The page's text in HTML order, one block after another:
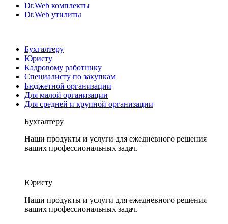
Dr.Web комплекты
Dr.Web утилиты
Бухгалтеру
Юристу
Кадровому работнику
Специалисту по закупкам
Бюджетной организации
Для малой организации
Для средней и крупной организации
Бухгалтеру
Наши продукты и услуги для ежедневного решения
ваших профессиональных задач.
Юристу
Наши продукты и услуги для ежедневного решения
ваших профессиональных задач.